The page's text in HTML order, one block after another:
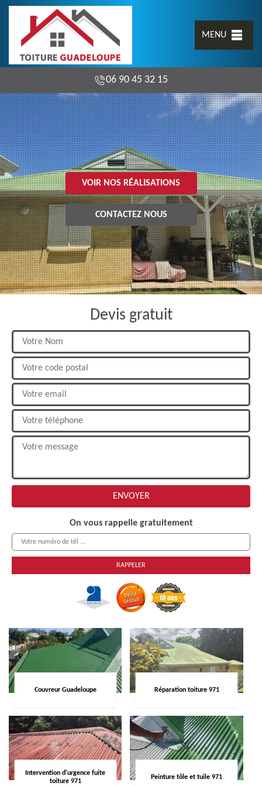
MENU
06 90 45 32 15
VOIR NOS RÉALISATIONS
CONTACTEZ NOUS
Devis gratuit
On vous rappelle gratuitement
Couvreur Guadeloupe Réparation toiture 971
Intervention d'urgence fuite
toiture 971
Peinture tôle et tuile 971